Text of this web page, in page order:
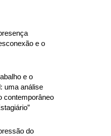
e o
e o
uma análise
contemporâneo
do